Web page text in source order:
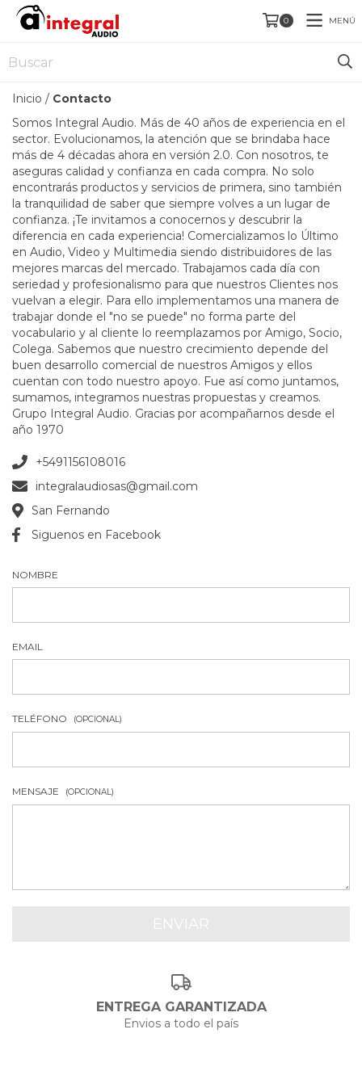
0 MENÚ
Inicio / Contacto
Somos Integral Audio. Más de 40 años de experiencia en el
sector. Evolucionamos, la atención que se brindaba hace
más de 4 décadas ahora en versión 2.0. Con nosotros, te
aseguras calidad y confianza en cada compra. No solo
encontrarás productos y servicios de primera, sino también
la tranquilidad de saber que siempre volves a un lugar de
confianza. ¡Te invitamos a conocernos y descubrir la
diferencia en cada experiencia! Comercializamos lo Último
en Audio, Video y Multimedia siendo distribuidores de las
mejores marcas del mercado. Trabajamos cada día con
seriedad y profesionalismo para que nuestros Clientes nos
vuelvan a elegir. Para ello implementamos una manera de
trabajar donde el "no se puede" no forma parte del
vocabulario y al cliente lo reemplazamos por Amigo, Socio,
Colega. Sabemos que nuestro crecimiento depende del
buen desarrollo comercial de nuestros Amigos y ellos
cuentan con todo nuestro apoyo. Fue así como juntamos,
sumamos, integramos nuestras propuestas y creamos.
Grupo Integral Audio. Gracias por acompañarnos desde el
año 1970
+5491156108016
integralaudiosas@gmail.com
San Fernando
Siguenos en Facebook
NOMBRE
EMAIL
TELÉFONO (OPCIONAL)
MENSAJE (OPCIONAL)
ENTREGA GARANTIZADA
Envios a todo el país